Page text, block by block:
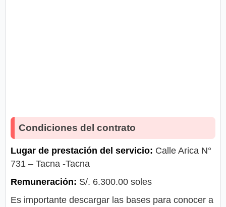
Condiciones del contrato
Lugar de prestación del servicio: Calle Arica N°
731 – Tacna -Tacna
Remuneración: S/. 6.300.00 soles
Es importante descargar las bases para conocer a